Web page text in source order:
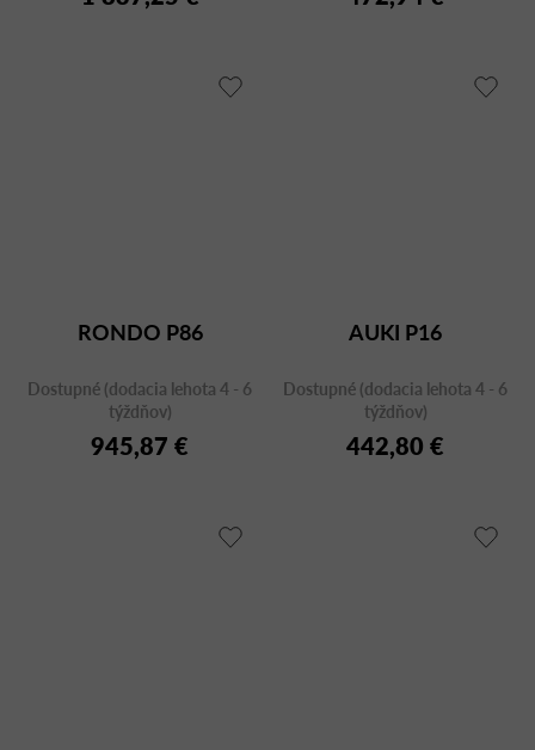
RONDO P86
Dostupné (dodacia lehota 4 - 6
týždňov)
945,87 €
AUKI P16
Dostupné (dodacia lehota 4 - 6
týždňov)
442,80 €